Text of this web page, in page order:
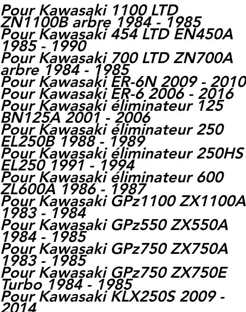
Pour Kawasaki 1100 LTD
ZN1100B arbre 1984 - 1985
Pour Kawasaki 454 LTD EN450A
1985 - 1990
Pour Kawasaki 700 LTD ZN700A
arbre 1984 - 1985
Pour Kawasaki ER-6N 2009 - 2010
Pour Kawasaki ER-6 2006 - 2016
Pour Kawasaki éliminateur 125
BN125A 2001 - 2006
Pour Kawasaki éliminateur 250
EL250B 1988 - 1989
Pour Kawasaki éliminateur 250HS
EL250 1991 - 1994
Pour Kawasaki éliminateur 600
ZL600A 1986 - 1987
Pour Kawasaki GPz1100 ZX1100A
1983 - 1984
Pour Kawasaki GPz550 ZX550A
1984 - 1985
Pour Kawasaki GPz750 ZX750A
1983 - 1985
Pour Kawasaki GPz750 ZX750E
Turbo 1984 - 1985
Pour Kawasaki KLX250S 2009 -
2014